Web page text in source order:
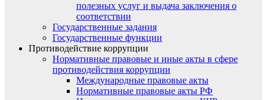
полезных услуг и выдача заключения о
соответствии
Государственные задания
Государственные функции
Противодействие коррупции
Нормативные правовые и иные акты в сфере
противодействия коррупции
Международные правовые акты
Нормативные правовые акты РФ